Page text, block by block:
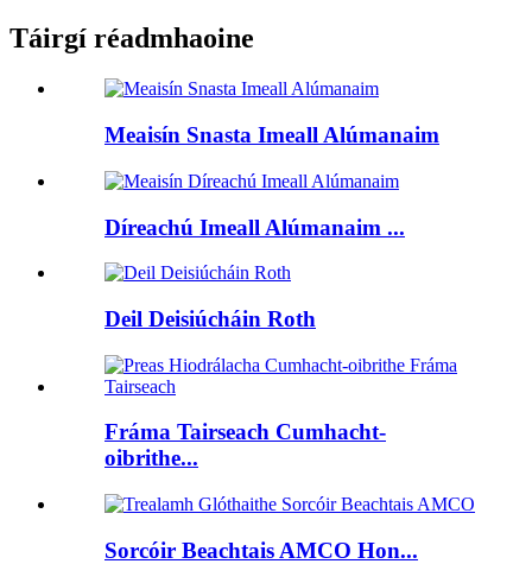
Táirgí réadmhaoine
Meaisín Snasta Imeall Alúmanaim
Díreachú Imeall Alúmanaim ...
Deil Deisiúcháin Roth
Fráma Tairseach Cumhacht-
oibrithe...
Sorcóir Beachtais AMCO Hon...